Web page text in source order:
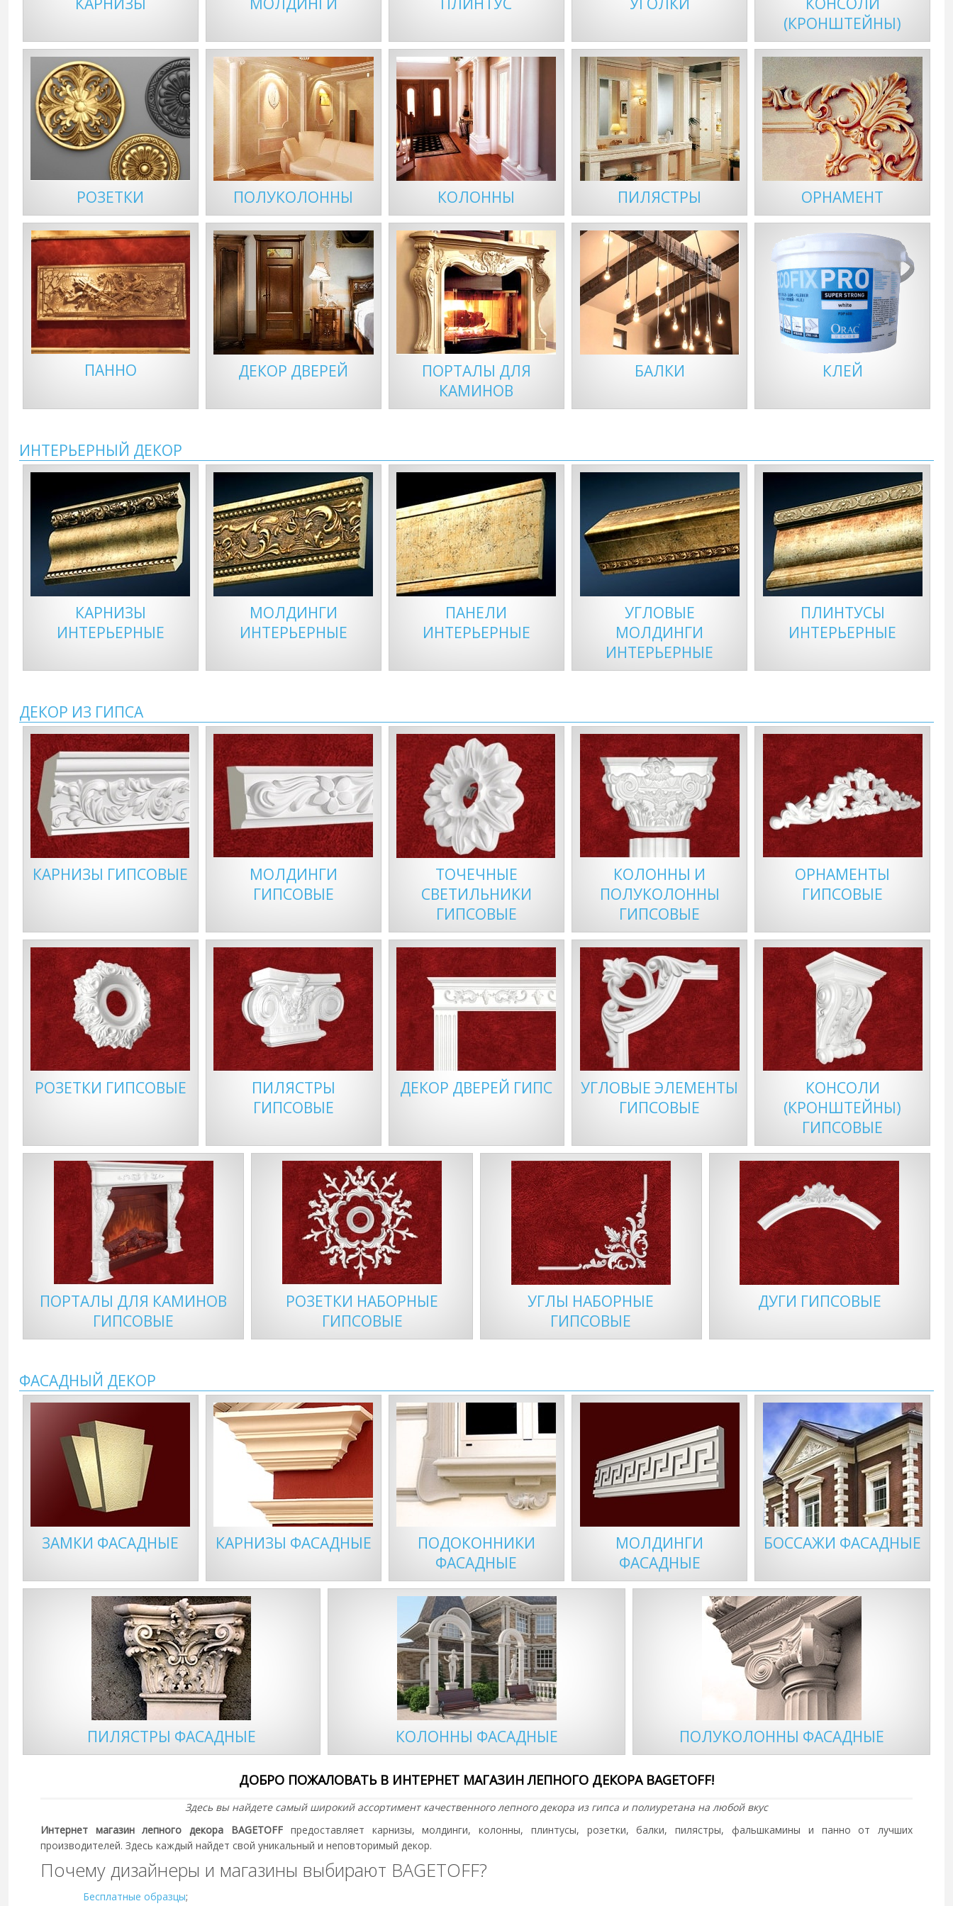
(КРОНШТЕЙНЫ)
РОЗЕТКИ ПОЛУКОЛОННЫ КОЛОННЫ ПИЛЯСТРЫ ОРНАМЕНТ
ПАННО ДЕКОР ДВЕРЕЙ
ПОРТАЛЫ ДЛЯ
КАМИНОВ
БАЛКИ КЛЕЙ
ИНТЕРЬЕРНЫЙ ДЕКОР
КАРНИЗЫ
ИНТЕРЬЕРНЫЕ
МОЛДИНГИ
ИНТЕРЬЕРНЫЕ
ПАНЕЛИ
ИНТЕРЬЕРНЫЕ
УГЛОВЫЕ
МОЛДИНГИ
ИНТЕРЬЕРНЫЕ
ПЛИНТУСЫ
ИНТЕРЬЕРНЫЕ
ДЕКОР ИЗ ГИПСА
КАРНИЗЫ ГИПСОВЫЕ
МОЛДИНГИ
ГИПСОВЫЕ
ТОЧЕЧНЫЕ
СВЕТИЛЬНИКИ
ГИПСОВЫЕ
КОЛОННЫ И
ПОЛУКОЛОННЫ
ГИПСОВЫЕ
ОРНАМЕНТЫ
ГИПСОВЫЕ
РОЗЕТКИ ГИПСОВЫЕ
ПИЛЯСТРЫ
ГИПСОВЫЕ
ДЕКОР ДВЕРЕЙ ГИПС
УГЛОВЫЕ ЭЛЕМЕНТЫ
ГИПСОВЫЕ
КОНСОЛИ
(КРОНШТЕЙНЫ)
ГИПСОВЫЕ
ПОРТАЛЫ ДЛЯ КАМИНОВ
ГИПСОВЫЕ
РОЗЕТКИ НАБОРНЫЕ
ГИПСОВЫЕ
УГЛЫ НАБОРНЫЕ
ГИПСОВЫЕ
ДУГИ ГИПСОВЫЕ
ФАСАДНЫЙ ДЕКОР
ЗАМКИ ФАСАДНЫЕ КАРНИЗЫ ФАСАДНЫЕ
ПОДОКОННИКИ
ФАСАДНЫЕ
МОЛДИНГИ
ФАСАДНЫЕ
БОССАЖИ ФАСАДНЫЕ
ПИЛЯСТРЫ ФАСАДНЫЕ КОЛОННЫ ФАСАДНЫЕ ПОЛУКОЛОННЫ ФАСАДНЫЕ
ДОБРО ПОЖАЛОВАТЬ В ИНТЕРНЕТ МАГАЗИН ЛЕПНОГО ДЕКОРА BAGETOFF!
Здесь вы найдете самый широкий ассортимент качественного лепного декора из гипса и полиуретана на любой вкус
Интернет магазин лепного декора BAGETOFFпредоставляет карнизы, молдинги, колонны, плинтусы, розетки, балки, пилястры, фальшкамины и панно от лучших
производителей. Здесь каждый найдет свой уникальный и неповторимый декор.
Почему дизайнеры и магазины выбирают BAGETOFF?
Бесплатные образцы;